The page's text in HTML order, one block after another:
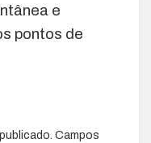
e
pontos de
Campos